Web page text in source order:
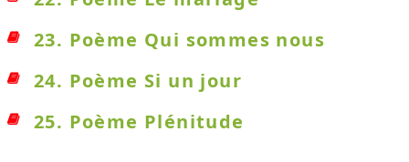
23. Poème Qui sommes nous
24. Poème Si un jour
25. Poème Plénitude